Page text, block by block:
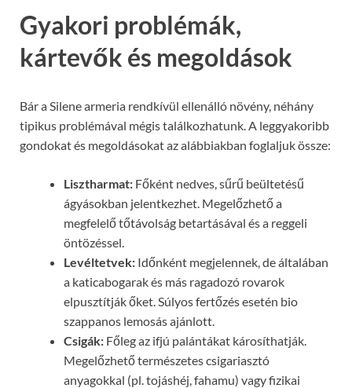
Gyakori problémák,
kártevők és megoldások
Bár a Silene armeria rendkívül ellenálló növény, néhány
tipikus problémával mégis találkozhatunk. A leggyakoribb
gondokat és megoldásokat az alábbiakban foglaljuk össze:
Lisztharmat: Főként nedves, sűrű beültetésű
ágyásokban jelentkezhet. Megelőzhető a
megfelelő tőtávolság betartásával és a reggeli
öntözéssel.
Levéltetvek: Időnként megjelennek, de általában
a katicabogarak és más ragadozó rovarok
elpusztítják őket. Súlyos fertőzés esetén bio
szappanos lemosás ajánlott.
Csigák: Főleg az ifjú palántákat károsíthatják.
Megelőzhető természetes csigariasztó
anyagokkal (pl. tojáshéj, fahamu) vagy fizikai